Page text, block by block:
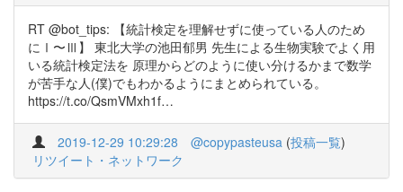
RT @bot_tips: 【統計検定を理解せずに使っている人のため
にⅠ〜Ⅲ】 東北大学の池田郁男 先生による生物実験でよく用
いる統計検定法を 原理からどのように使い分けるかまで数学
が苦手な人(僕)でもわかるようにまとめられている。
https://t.co/QsmVMxh1f…
2019-12-29 10:29:28 @copypasteusa (投稿一覧)
リツイート・ネットワーク